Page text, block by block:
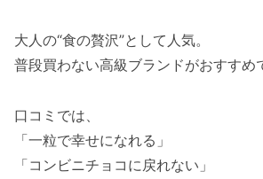
大人の“食の贅沢”として人気。
普段買わない高級ブランドがおすすめ
口コミでは、
「一粒で幸せになれる」
「コンビニチョコに戻れない」